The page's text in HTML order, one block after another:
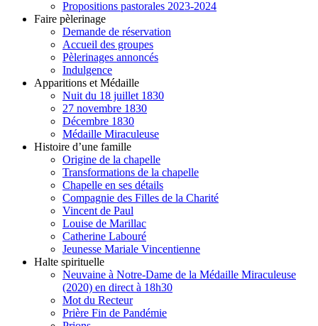
Propositions pastorales 2023-2024
Faire pèlerinage
Demande de réservation
Accueil des groupes
Pèlerinages annoncés
Indulgence
Apparitions et Médaille
Nuit du 18 juillet 1830
27 novembre 1830
Décembre 1830
Médaille Miraculeuse
Histoire d’une famille
Origine de la chapelle
Transformations de la chapelle
Chapelle en ses détails
Compagnie des Filles de la Charité
Vincent de Paul
Louise de Marillac
Catherine Labouré
Jeunesse Mariale Vincentienne
Halte spirituelle
Neuvaine à Notre-Dame de la Médaille Miraculeuse
(2020) en direct à 18h30
Mot du Recteur
Prière Fin de Pandémie